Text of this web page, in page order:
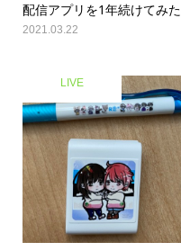
配信アプリを1年続けてみた
2021.03.22
LIVE